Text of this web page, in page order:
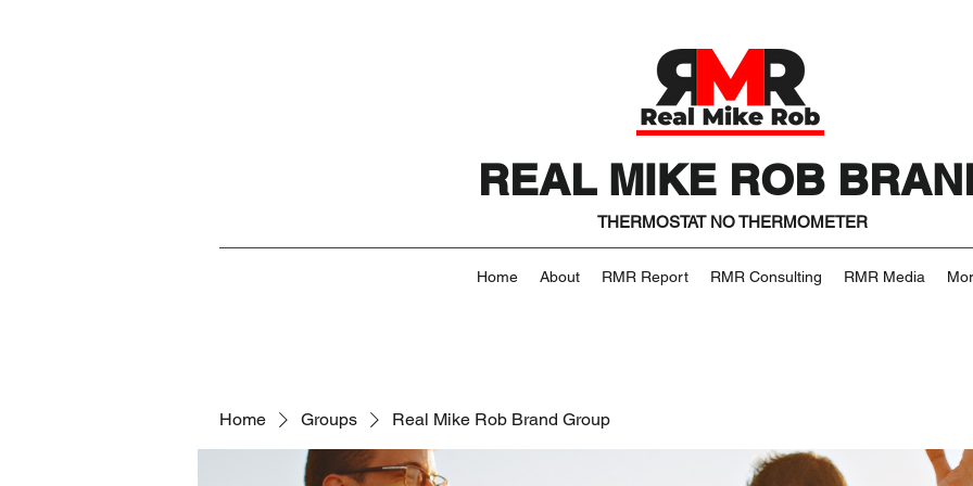
REAL MIKE ROB
THERMOSTAT NO THERMOMETER
Home About RMR Report RMR Consulting RMR Media
Home Groups Real Mike Rob Brand Group